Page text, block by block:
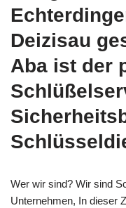
Deizisau
Aba ist der
Wer wir sind? Wir sind
Unternehmen, In dieser